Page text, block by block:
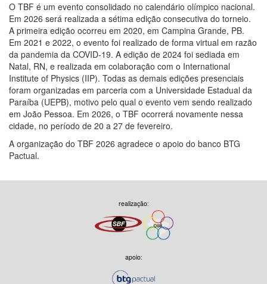
O TBF é um evento consolidado no calendário olímpico nacional.
Em 2026 será realizada a sétima edição consecutiva do torneio.
A primeira edição ocorreu em 2020, em Campina Grande, PB.
Em 2021 e 2022, o evento foi realizado de forma virtual em razão
da pandemia da COVID-19. A edição de 2024 foi sediada em
Natal, RN, e realizada em colaboração com o International
Institute of Physics (IIP). Todas as demais edições presenciais
foram organizadas em parceria com a Universidade Estadual da
Paraíba (UEPB), motivo pelo qual o evento vem sendo realizado
em João Pessoa. Em 2026, o TBF ocorrerá novamente nessa
cidade, no período de 20 a 27 de fevereiro.
A organização do TBF 2026 agradece o apoio do banco BTG
Pactual.
realização:
apoio: